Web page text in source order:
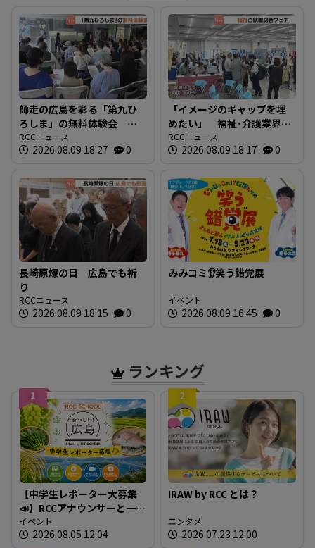
師走の広島を彩る「第九ひ
ろしま」の無料体験会 指
揮者に沼尻竜典さん迎え
今年は12月20日に開催
RCCニュース
2026.08.09 18:27 0
「イメージのギャップを埋
めたい」 福祉･介護業界と
求職者つなぐ 福祉の就職
総合フェア 広島
RCCニュース
2026.08.09 18:17 0
長崎原爆の日 広島でも祈
り
RCCニュース
2026.08.09 18:15 0
みみコミ👂笑う錯覚展
イベント
2026.08.09 16:45 0
ランキング
1
【中学生レポーター大募集
📣】RCCアナウンサーと一緒
に「広島の食」の現場を取
材しよう！
イベント
2026.08.05 12:04
2
IRAW by RCC とは？
エンタメ
2026.07.23 12:00